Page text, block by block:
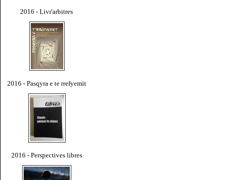
2016 - Livr'arbitres
2016 - Pasqyra e te rrefyemit
2016 - Perspectives libres